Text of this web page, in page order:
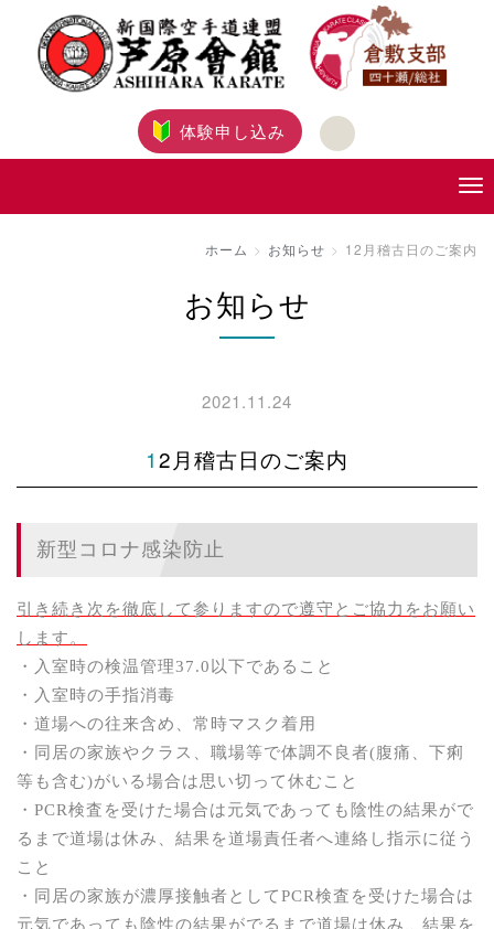
体験申し込み
ホーム お知らせ 12月稽古日のご案内
お知らせ
2021.11.24
12月稽古日のご案内
新型コロナ感染防止
引き続き次を徹底して参りますので遵守とご協力をお願い
します。
・入室時の検温管理37.0以下であること
・入室時の手指消毒
・道場への往来含め、常時マスク着用
・同居の家族やクラス、職場等で体調不良者(腹痛、下痢
等も含む)がいる場合は思い切って休むこと
・PCR検査を受けた場合は元気であっても陰性の結果がで
るまで道場は休み、結果を道場責任者へ連絡し指示に従う
こと
・同居の家族が濃厚接触者としてPCR検査を受けた場合は
元気であっても陰性の結果がでるまで道場は休み、結果を